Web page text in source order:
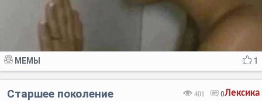
1
МЕМЫ
Лексика
401 0
Старшее поколение